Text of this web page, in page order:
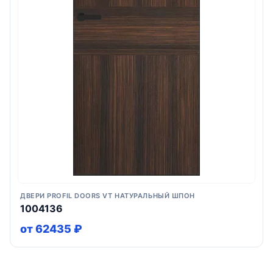
ДВЕРИ PROFIL DOORS VT НАТУРАЛЬНЫЙ ШПОН
1004136
от 62435 ₽